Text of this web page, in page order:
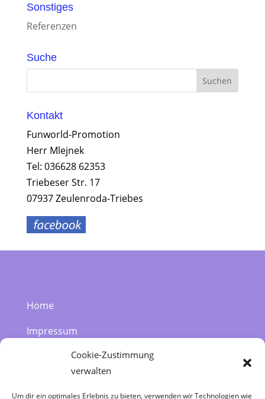
Cookie-Zustimmung
verwalten
Um dir ein optimales Erlebnis zu bieten, verwenden wir Technologien wie
Sonstiges
Referenzen
Suche
Kontakt
Funworld-Promotion
Herr Mlejnek
Tel: 036628 62353
Triebeser Str. 17
07937 Zeulenroda-Triebes
Home
Impressum
Datenschutzerklärung